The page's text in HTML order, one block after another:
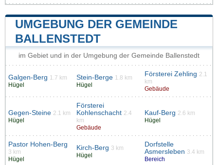
UMGEBUNG DER GEMEINDE
BALLENSTEDT
im Gebiet und in der Umgebung der Gemeinde Ballenstedt
Galgen-Berg 1.7 km
Hügel
Stein-Berge 1.8 km
Hügel
Försterei Zehling 2.1
km
Gebäude
Gegen-Steine 2.1 km
Hügel
Försterei
Kohlenschacht 2.4
km
Gebäude
Kauf-Berg 2.6 km
Hügel
Pastor Hohen-Berg
3 km
Hügel
Kirch-Berg 3 km
Hügel
Dorfstelle
Asmersleben 3.4 km
Bereich